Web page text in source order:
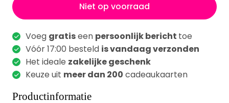
Niet op voorraad
Voeg gratiseen persoonlijk bericht toe
Vóór 17:00 besteld is vandaag verzonden
Het ideale zakelijke geschenk
Keuze uit meer dan 200 cadeaukaarten
Productinformatie